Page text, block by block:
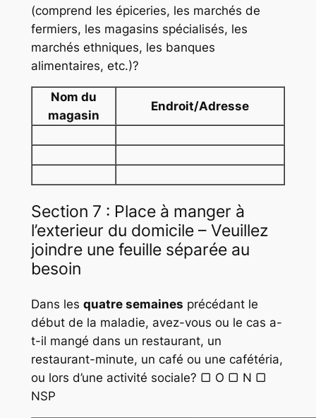
(comprend les épiceries, les marchés de
fermiers, les magasins spécialisés, les
marchés ethniques, les banques
alimentaires, etc.)?
Nom du
magasin
Endroit/Adresse
Section 7 : Place à manger à
l’exterieur du domicile – Veuillez
joindre une feuille séparée au
besoin
Dans les quatre semaines précédant le
début de la maladie, avez-vous ou le cas a-
t-il mangé dans un restaurant, un
restaurant-minute, un café ou une cafétéria,
ou lors d’une activité sociale? ▢ O ▢ N ▢
NSP